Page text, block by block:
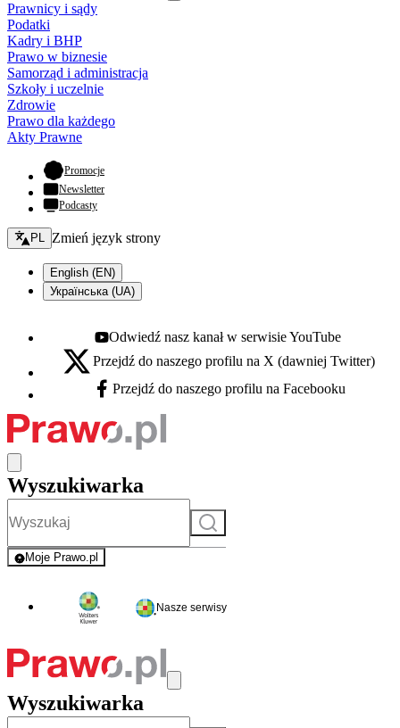
Prawnicy i sądy
Podatki
Kadry i BHP
Prawo w biznesie
Samorząd i administracja
Szkoły i uczelnie
Zdrowie
Prawo dla każdego
Akty Prawne
Promocje- otwiera się w nowej karcie
Newsletter
Podcasty
Zmień język - bieżący:
PL Zmień język strony
English (EN)
Українська (UA)
Youtube - otwiera się w nowej karcie
Odwiedź nasz kanał w serwisie YouTube
X - otwiera się w nowej karcie
Przejdź do naszego profilu na X (dawniej Twitter)
Facebook - otwiera się w nowej karcie
Przejdź do naszego profilu na Facebooku
Wyszukiwarka
Szukaj
Moje Prawo.pl
- rejestracja i logowanie do serwisu
Nasze serwisy
Wyszukiwarka